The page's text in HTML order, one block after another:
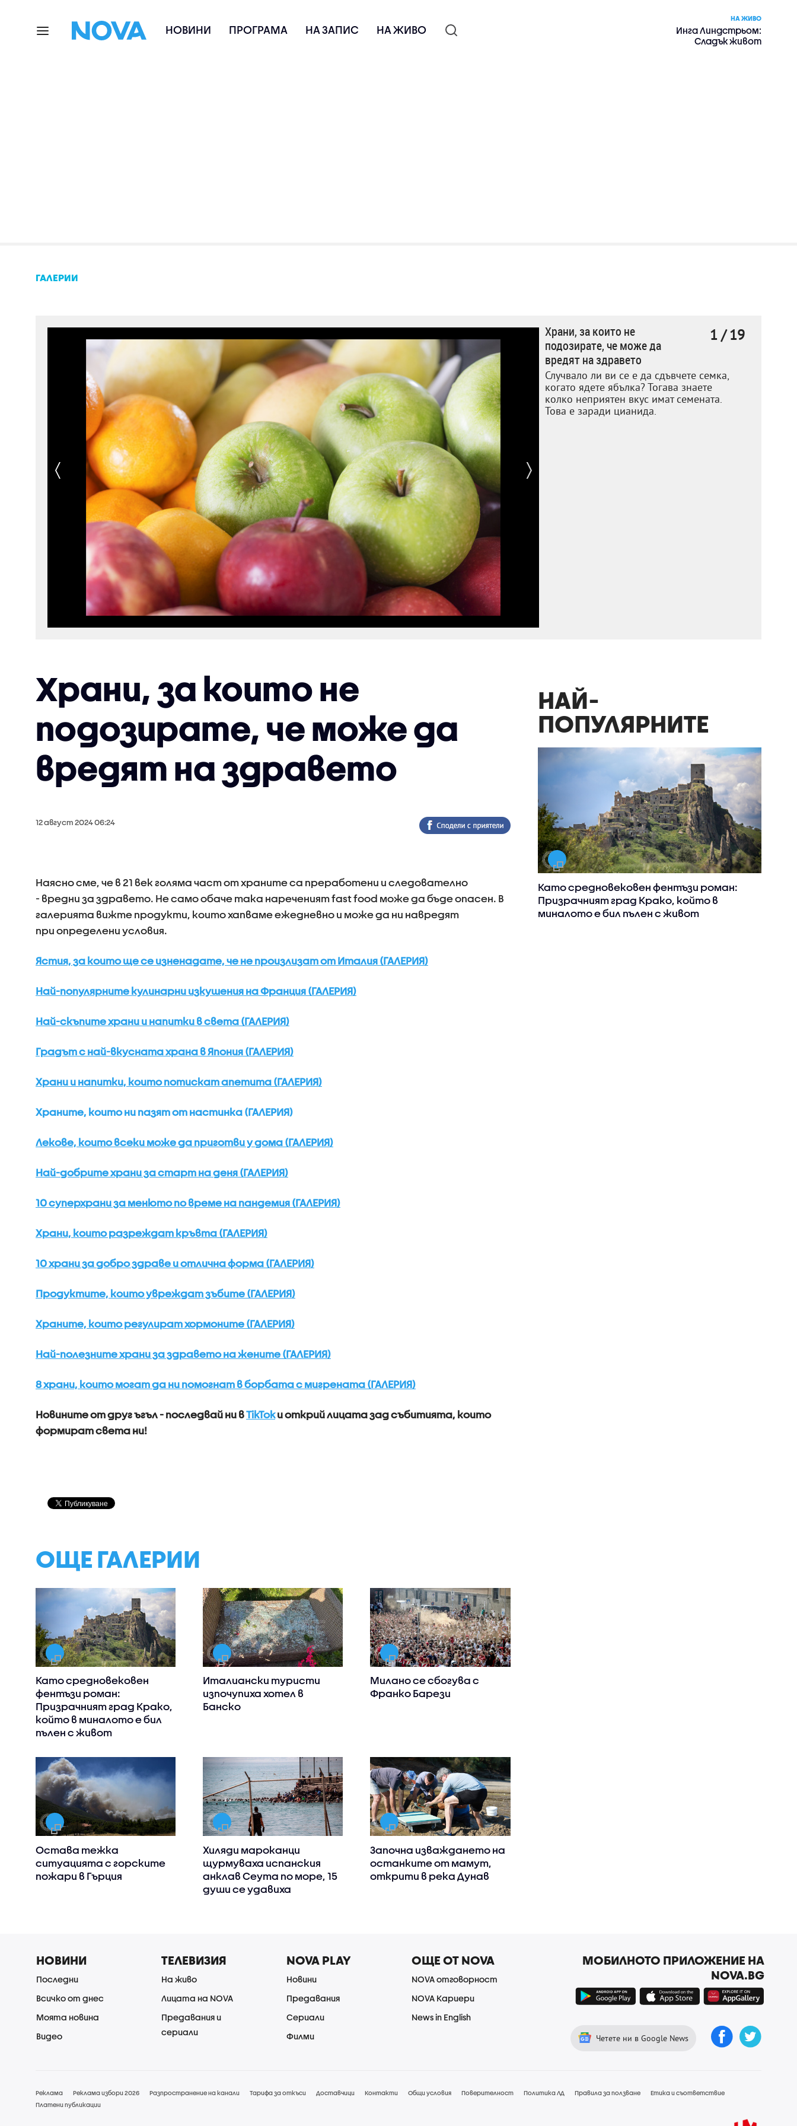
НОВИНИ ПРОГРАМА НА ЗАПИС НА ЖИВО
НА ЖИВО
Инга Линдстрьом:
Сладък живот
ГАЛЕРИИ
Храни, за които не
подозирате, че може да
вредят на здравето
Случвало ли ви се е да сдъвчете семка,
когато ядете ябълка? Тогава знаете
колко неприятен вкус имат семената.
Това е заради цианида.
1 / 19
Храни, за които не
подозирате, че може да
вредят на здравето
12 август 2024 06:24
Наясно сме, че в 21 век голяма част от храните са преработени и следователно
- вредни за здравето. Не само обаче така нареченият fast food може да бъде опасен. В
галерията вижте продукти, които хапваме ежедневно и може да ни навредят
при определени условия.
Ястия, за които ще се изненадате, че не произлизат от Италия (ГАЛЕРИЯ)
Най-популярните кулинарни изкушения на Франция (ГАЛЕРИЯ)
Най-скъпите храни и напитки в света (ГАЛЕРИЯ)
Градът с най-вкусната храна в Япония (ГАЛЕРИЯ)
Храни и напитки, които потискат апетита (ГАЛЕРИЯ)
Храните, които ни пазят от настинка (ГАЛЕРИЯ)
Лекове, които всеки може да приготви у дома (ГАЛЕРИЯ)
Най-добрите храни за старт на деня (ГАЛЕРИЯ)
10 суперхрани за менюто по време на пандемия (ГАЛЕРИЯ)
Храни, които разреждат кръвта (ГАЛЕРИЯ)
10 храни за добро здраве и отлична форма (ГАЛЕРИЯ)
Продуктите, които увреждат зъбите (ГАЛЕРИЯ)
Храните, които регулират хормоните (ГАЛЕРИЯ)
Най-полезните храни за здравето на жените (ГАЛЕРИЯ)
8 храни, които могат да ни помогнат в борбата с мигрената (ГАЛЕРИЯ)
Новините от друг ъгъл - последвай ни вTikTokи открий лицата зад събитията, които
формират света ни!
ОЩЕ ГАЛЕРИИ
Като средновековен
фентъзи роман:
Призрачният град Крако,
който в миналото е бил
пълен с живот
Италиански туристи
изпочупиха хотел в
Банско
Милано се сбогува с
Франко Барези
Остава тежка
ситуацията с горските
пожари в Гърция
Хиляди мароканци
щурмуваха испанския
анклав Сеута по море, 15
души се удавиха
Започна изваждането на
останките от мамут,
открити в река Дунав
НАЙ-
ПОПУЛЯРНИТЕ
Като средновековен фентъзи роман:
Призрачният град Крако, който в
миналото е бил пълен с живот
НОВИНИ
Последни
Всичко от днес
Моята новина
Видео
ТЕЛЕВИЗИЯ
На живо
Лицата на NOVA
Предавания и
сериали
NOVA PLAY
Новини
Предавания
Сериали
Филми
ОЩЕ ОТ NOVA
NOVA отговорност
NOVA Кариери
News in English
МОБИЛНОТО ПРИЛОЖЕНИЕ НА
NOVA.BG
Четете ни в Google News
Реклама Реклама избори 2026 Разпространение на канали Тарифа за откъси Доставчици Контакти Общи условия Поверителност Политика ЛД Правила за ползване
Етика и съответствие
Платени публикации